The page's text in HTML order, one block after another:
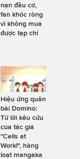
nạn đầu cơ,
fan khóc ròng
vì không mua
được tạp chí
Hiệu ứng quân
bài Domino:
Từ lời kêu cứu
của tác giả
"Cells at
Work!", hàng
loạt mangaka